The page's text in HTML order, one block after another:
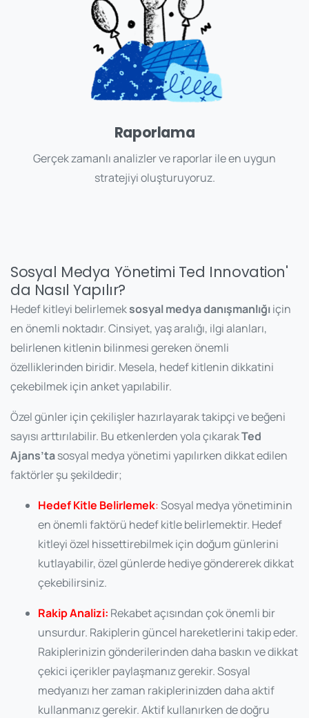
Raporlama
Gerçek zamanlı analizler ve raporlar ile en uygun
stratejiyi oluşturuyoruz.
Sosyal Medya Yönetimi Ted Innovation'
da Nasıl Yapılır?
Hedef kitleyi belirlemeksosyal medya danışmanlığıiçin
en önemli noktadır. Cinsiyet, yaş aralığı, ilgi alanları,
belirlenen kitlenin bilinmesi gereken önemli
özelliklerinden biridir. Mesela, hedef kitlenin dikkatini
çekebilmek için anket yapılabilir.
Özel günler için çekilişler hazırlayarak takipçi ve beğeni
sayısı arttırılabilir. Bu etkenlerden yola çıkarakTed
Ajans’tasosyal medya yönetimi yapılırken dikkat edilen
faktörler şu şekildedir;
Hedef Kitle Belirlemek:Sosyal medya yönetiminin
en önemli faktörü hedef kitle belirlemektir. Hedef
kitleyi özel hissettirebilmek için doğum günlerini
kutlayabilir, özel günlerde hediye göndererek dikkat
çekebilirsiniz.
Rakip Analizi: Rekabet açısından çok önemli bir
unsurdur. Rakiplerin güncel hareketlerini takip eder.
Rakiplerinizin gönderilerinden daha baskın ve dikkat
çekici içerikler paylaşmanız gerekir. Sosyal
medyanızı her zaman rakiplerinizden daha aktif
kullanmanız gerekir. Aktif kullanırken de doğru